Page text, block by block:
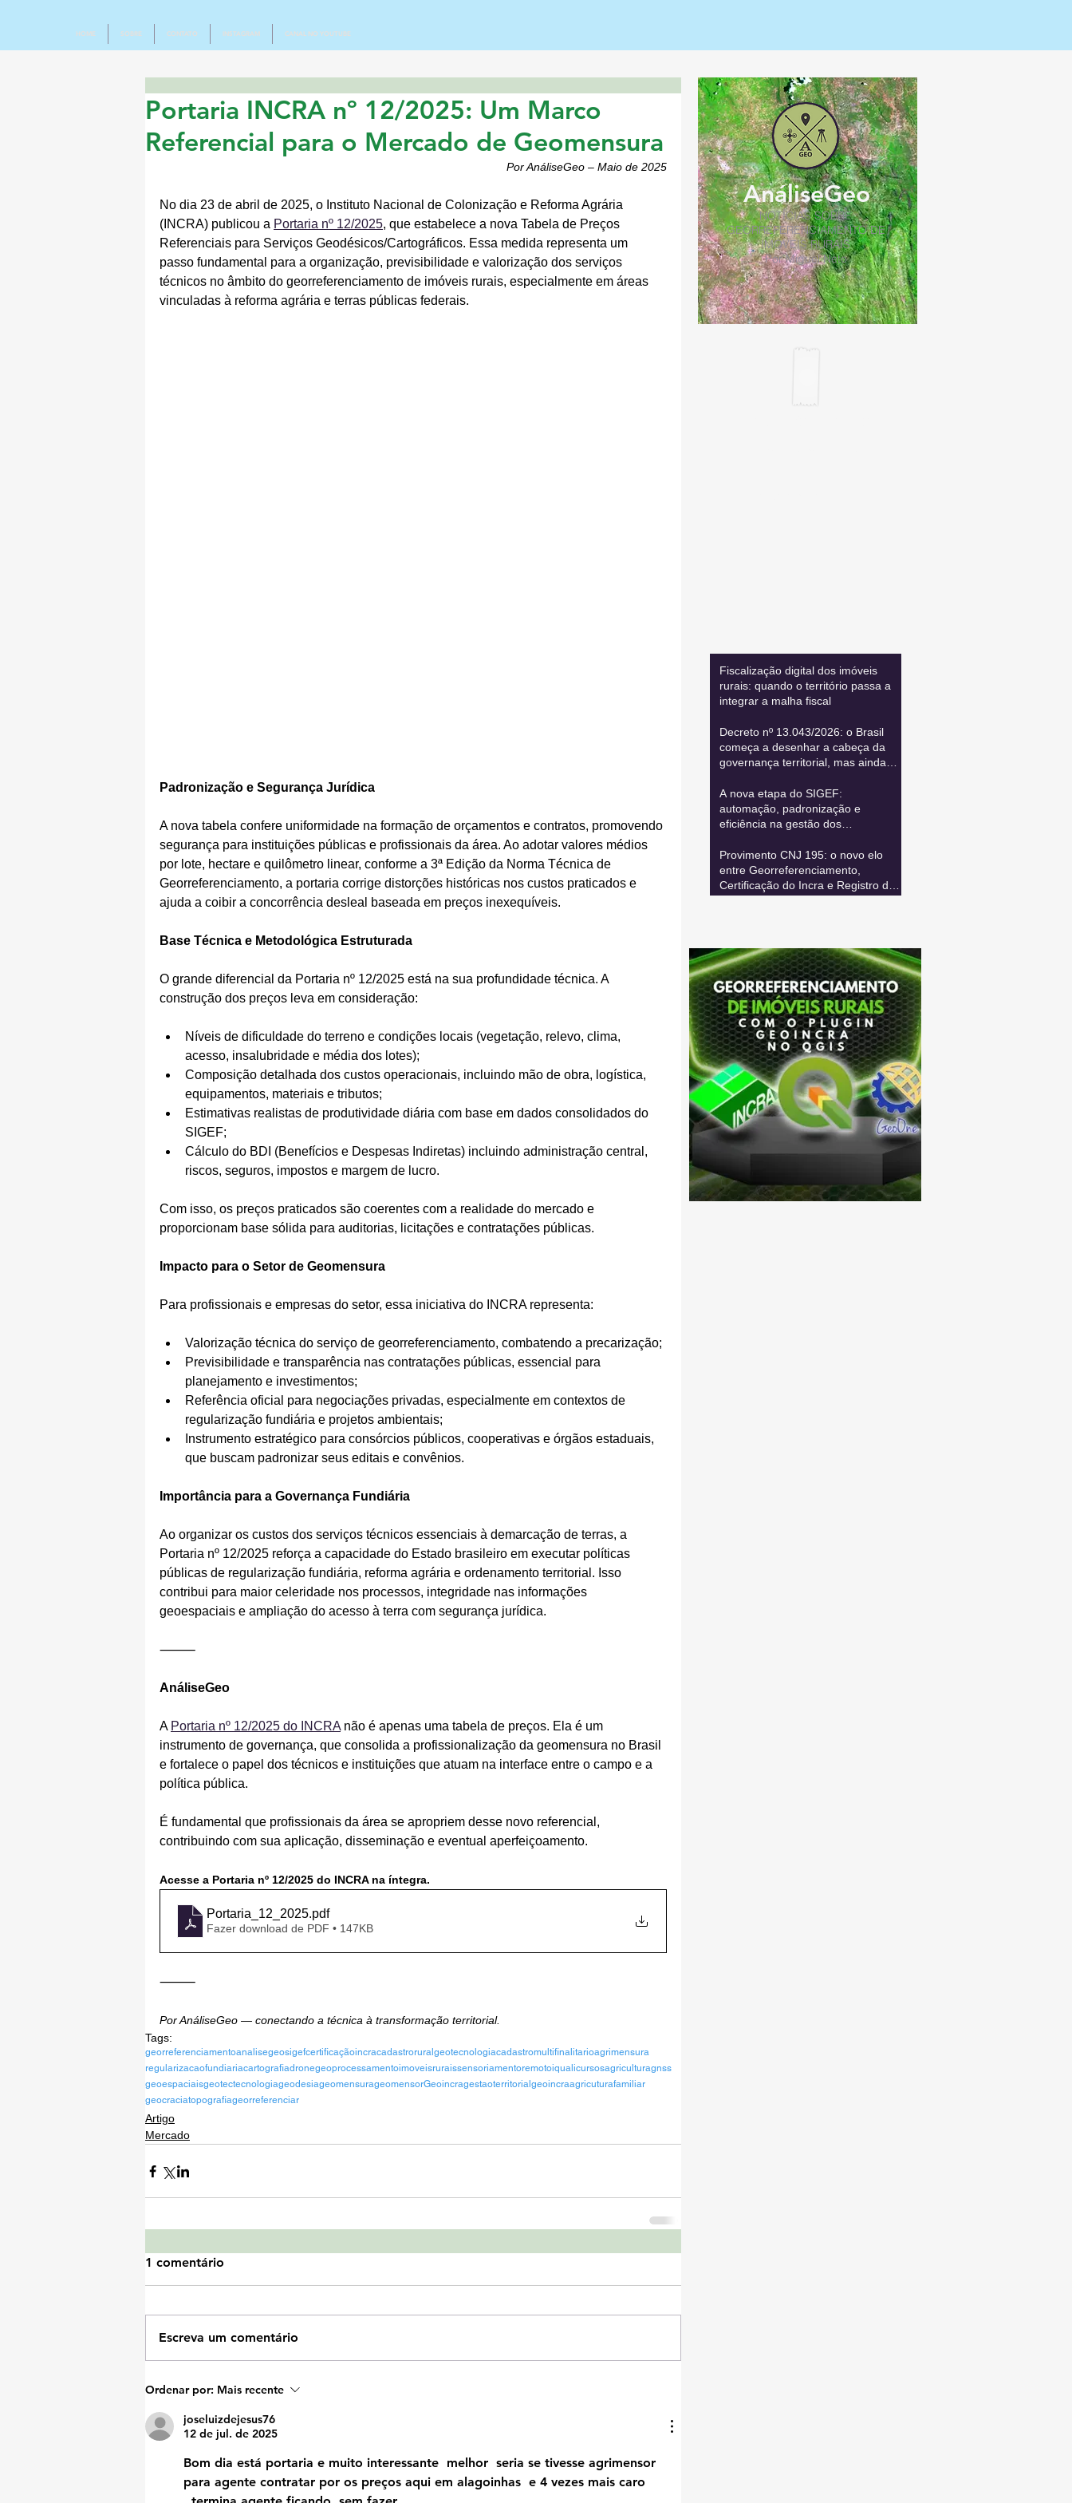
HOME SOBRE CONTATO INSTAGRAM CANAL NO YOUTUBE
Portaria INCRA nº 12/2025: Um Marco
Referencial para o Mercado de Geomensura
Por AnáliseGeo – Maio de 2025
No dia 23 de abril de 2025, o Instituto Nacional de Colonização e Reforma Agrária
(INCRA) publicou a Portaria nº 12/2025, que estabelece a nova Tabela de Preços
Referenciais para Serviços Geodésicos/Cartográficos. Essa medida representa um
passo fundamental para a organização, previsibilidade e valorização dos serviços
técnicos no âmbito do georreferenciamento de imóveis rurais, especialmente em áreas
vinculadas à reforma agrária e terras públicas federais.
Padronização e Segurança Jurídica
A nova tabela confere uniformidade na formação de orçamentos e contratos, promovendo
segurança para instituições públicas e profissionais da área. Ao adotar valores médios
por lote, hectare e quilômetro linear, conforme a 3ª Edição da Norma Técnica de
Georreferenciamento, a portaria corrige distorções históricas nos custos praticados e
ajuda a coibir a concorrência desleal baseada em preços inexequíveis.
Base Técnica e Metodológica Estruturada
O grande diferencial da Portaria nº 12/2025 está na sua profundidade técnica. A
construção dos preços leva em consideração:
Níveis de dificuldade do terreno e condições locais (vegetação, relevo, clima,
acesso, insalubridade e média dos lotes);
Composição detalhada dos custos operacionais, incluindo mão de obra, logística,
equipamentos, materiais e tributos;
Estimativas realistas de produtividade diária com base em dados consolidados do
SIGEF;
Cálculo do BDI (Benefícios e Despesas Indiretas) incluindo administração central,
riscos, seguros, impostos e margem de lucro.
Com isso, os preços praticados são coerentes com a realidade do mercado e
proporcionam base sólida para auditorias, licitações e contratações públicas.
Impacto para o Setor de Geomensura
Para profissionais e empresas do setor, essa iniciativa do INCRA representa:
Valorização técnica do serviço de georreferenciamento, combatendo a precarização;
Previsibilidade e transparência nas contratações públicas, essencial para
planejamento e investimentos;
Referência oficial para negociações privadas, especialmente em contextos de
regularização fundiária e projetos ambientais;
Instrumento estratégico para consórcios públicos, cooperativas e órgãos estaduais,
que buscam padronizar seus editais e convênios.
Importância para a Governança Fundiária
Ao organizar os custos dos serviços técnicos essenciais à demarcação de terras, a
Portaria nº 12/2025 reforça a capacidade do Estado brasileiro em executar políticas
públicas de regularização fundiária, reforma agrária e ordenamento territorial. Isso
contribui para maior celeridade nos processos, integridade nas informações
geoespaciais e ampliação do acesso à terra com segurança jurídica.
⸻
AnáliseGeo
A Portaria nº 12/2025 do INCRA não é apenas uma tabela de preços. Ela é um
instrumento de governança, que consolida a profissionalização da geomensura no Brasil
e fortalece o papel dos técnicos e instituições que atuam na interface entre o campo e a
política pública.
É fundamental que profissionais da área se apropriem desse novo referencial,
contribuindo com sua aplicação, disseminação e eventual aperfeiçoamento.
Acesse a Portaria nº 12/2025 do INCRA na íntegra.
Portaria_12_2025.pdf
Fazer download de PDF • 147KB
⸻
Por AnáliseGeo — conectando a técnica à transformação territorial.
Tags:
georreferenciamentoanalisegeosigefcertificaçãoincracadastrorural geotecnologiacadastromultifinalitarioagrimensura
regularizacaofundiariacartografiadronegeoprocessamentoimoveisruraissensoriamentoremotoiqualicursosagriculturagnss
geoespaciaisgeotectecnologiageodesiageomensurageomensorGeoincragestaoterritorial geoincraagricuturafamiliar
geocraciatopografiageorreferenciar
Artigo
Mercado
1 comentário
Escreva um comentário
Ordenar por: Mais recente
joseluizdejesus76
12 de jul. de 2025
Bom dia está portaria e muito interessante  melhor  seria se tivesse agrimensor
para agente contratar por os preços aqui em alagoinhas  e 4 vezes mais caro
AnáliseGeo
NOTÍCIAS SOBRE
GEORREFERENCIAMENTO DE
IMÓVEIS RURAIS
Por Miguel Neto
Fiscalização digital dos imóveis
rurais: quando o território passa a
integrar a malha fiscal
Decreto nº 13.043/2026: o Brasil
começa a desenhar a cabeça da
governança territorial, mas ainda
sistemas vitais
A nova etapa do SIGEF:
automação, padronização e
eficiência na gestão dos
Provimento CNJ 195: o novo elo
entre Georreferenciamento,
Certificação do Incra e Registro de